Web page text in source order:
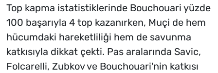
Top kapma istatistiklerinde Bouchouari yüzde
100 başarıyla 4 top kazanırken, Muçi de hem
hücumdaki hareketliliği hem de savunma
katkısıyla dikkat çekti. Pas aralarında Savic,
Folcarelli, Zubkov ve Bouchouari'nin katkısı